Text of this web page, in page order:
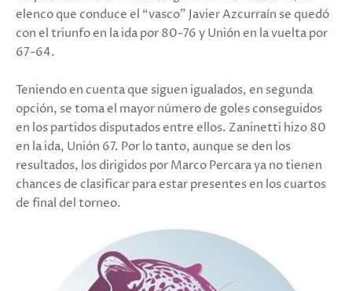
elenco que conduce el “vasco” Javier Azcurraín se quedó
con el triunfo en la ida por 80-76 y Unión en la vuelta por
67-64.
Teniendo en cuenta que siguen igualados, en segunda
opción, se toma el mayor número de goles conseguidos
en los partidos disputados entre ellos. Zaninetti hizo 80
en la ida, Unión 67. Por lo tanto, aunque se den los
resultados, los dirigidos por Marco Percara ya no tienen
chances de clasificar para estar presentes en los cuartos
de final del torneo.